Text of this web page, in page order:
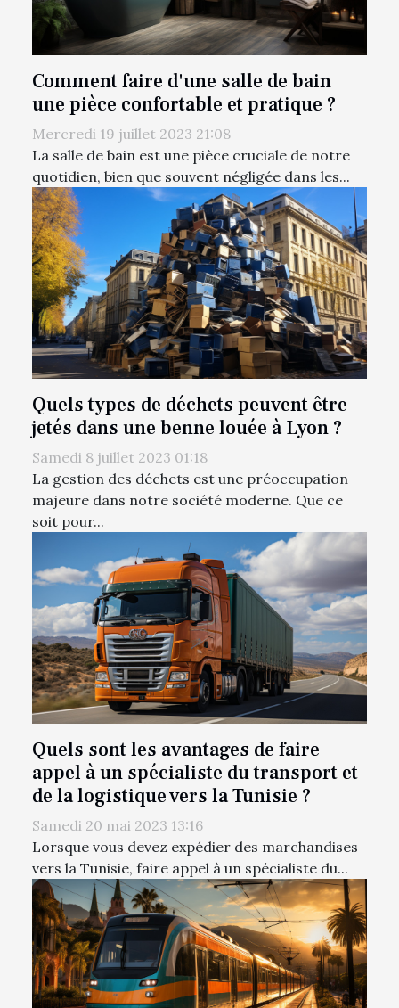
Comment faire d'une salle de bain
une pièce confortable et pratique ?
Mercredi 19 juillet 2023 21:08
La salle de bain est une pièce cruciale de notre
quotidien, bien que souvent négligée dans les...
Quels types de déchets peuvent être
jetés dans une benne louée à Lyon ?
Samedi 8 juillet 2023 01:18
La gestion des déchets est une préoccupation
majeure dans notre société moderne. Que ce
soit pour...
Quels sont les avantages de faire
appel à un spécialiste du transport et
de la logistique vers la Tunisie ?
Samedi 20 mai 2023 13:16
Lorsque vous devez expédier des marchandises
vers la Tunisie, faire appel à un spécialiste du...